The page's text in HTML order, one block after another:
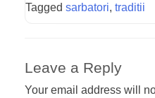
Tagged sarbatori, traditii
Leave a Reply
Your email address will